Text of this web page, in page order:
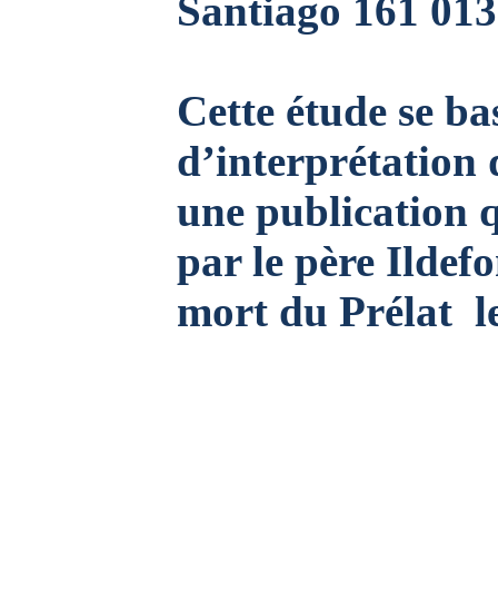
Santiago 161
Cette étude se
d’interprétation
une publication
par le père
mort du Prélat